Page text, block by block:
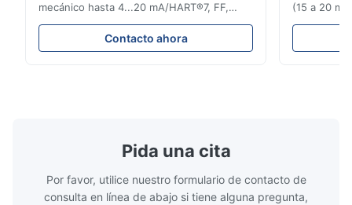
mecánico hasta 4...20 mA/HART®7, FF,
Profibus-PA y totalizador * Cualquier
posición de instalación: vertical, horizontal
o en tuberías descendentes * Flange:
Contacto ahora
(15 a 20
ensayo de
Pida una cita
Por favor, utilice nuestro formulario de contacto de
consulta en línea de abajo si tiene alguna pregunta,